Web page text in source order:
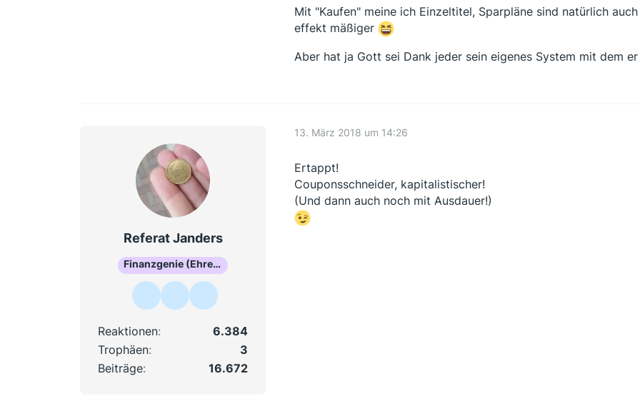
Mit "Kaufen" meine ich Einzeltitel, Sparpläne sind natürlich
effekt mäßiger
Aber hat ja Gott sei Dank jeder sein eigenes System mit dem
Referat Janders
Finanzgenie (Ehrenmitglied)
Reaktionen
6.384
Trophäen
3
Beiträge
16.672
13. März 2018 um 14:26
Ertappt!
Couponsschneider, kapitalistischer!
(Und dann auch noch mit Ausdauer!)